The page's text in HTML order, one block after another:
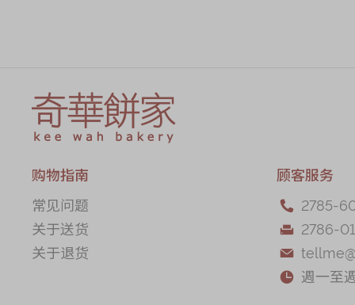
购物指南
常见问题
关于送货
关于退货
顾客服务
 2785-
 2786-

 週一至